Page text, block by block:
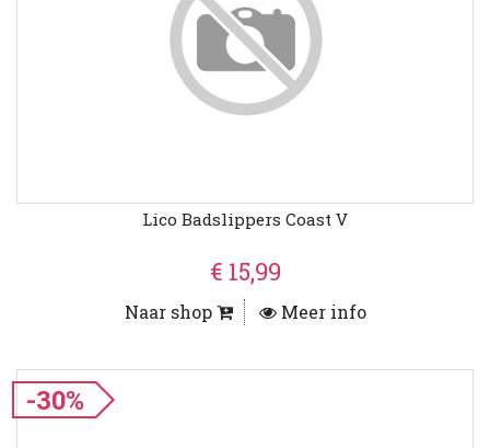
Lico Badslippers Coast V
€ 15,99
Naar shop Meer info
-30%